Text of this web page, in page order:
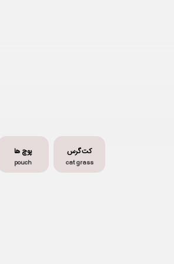
کت گرس
cat grass
پوچ ها
pouch